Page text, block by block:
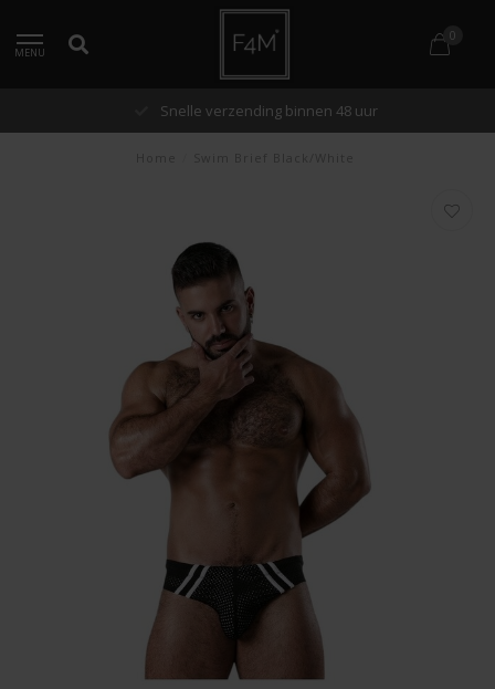
MENU
0
Snelle verzending binnen 48 uur